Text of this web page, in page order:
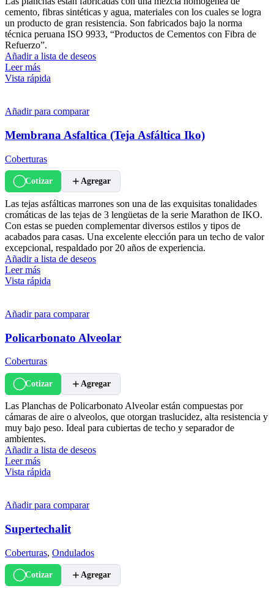
cemento, fibras sintéticas y agua, materiales con los cuales se logra
un producto de gran resistencia. Son fabricados bajo la norma
técnica peruana ISO 9933, “Productos de Cementos con Fibra de
Refuerzo”.
Añadir a lista de deseos
Leer más
Vista rápida
Añadir para comparar
Membrana Asfaltica (Teja Asfáltica Iko)
Coberturas
Cotizar Agregar
Las tejas asfálticas marrones son una de las exquisitas tonalidades
cromáticas de las tejas de 3 lengüetas de la serie Marathon de IKO.
Con estas se pueden complementar diversos estilos y tipos de
acabados para casas. Una excelente elección para un techo de valor
excepcional, respaldado por 20 años de experiencia.
Añadir a lista de deseos
Leer más
Vista rápida
Añadir para comparar
Policarbonato Alveolar
Coberturas
Cotizar Agregar
Las Planchas de Policarbonato Alveolar están compuestas por
cámaras de aire o alveolos, que otorgan traslucidez, alta resistencia y
muy bajo peso. Ideal para cubiertas de techo y separador de
ambientes.
Añadir a lista de deseos
Leer más
Vista rápida
Añadir para comparar
Supertechalit
Coberturas, Ondulados
Cotizar Agregar